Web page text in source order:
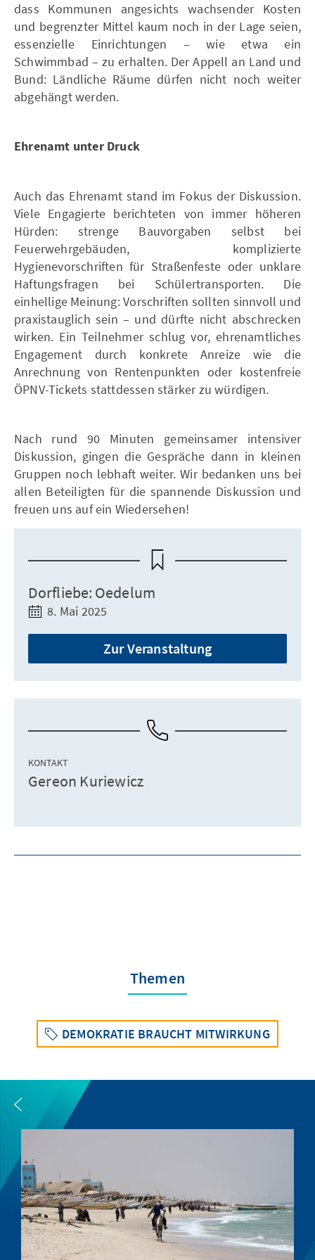
dass Kommunen angesichts wachsender Kosten
und begrenzter Mittel kaum noch in der Lage seien,
essenzielle Einrichtungen – wie etwa ein
Schwimmbad – zu erhalten. Der Appell an Land und
Bund: Ländliche Räume dürfen nicht noch weiter
abgehängt werden.
Ehrenamt unter Druck
Auch das Ehrenamt stand im Fokus der Diskussion.
Viele Engagierte berichteten von immer höheren
Hürden: strenge Bauvorgaben selbst bei
Feuerwehrgebäuden, komplizierte
Hygienevorschriften für Straßenfeste oder unklare
Haftungsfragen bei Schülertransporten. Die
einhellige Meinung: Vorschriften sollten sinnvoll und
praxistauglich sein – und dürfte nicht abschrecken
wirken. Ein Teilnehmer schlug vor, ehrenamtliches
Engagement durch konkrete Anreize wie die
Anrechnung von Rentenpunkten oder kostenfreie
ÖPNV-Tickets stattdessen stärker zu würdigen.
Nach rund 90 Minuten gemeinsamer intensiver
Diskussion, gingen die Gespräche dann in kleinen
Gruppen noch lebhaft weiter. Wir bedanken uns bei
allen Beteiligten für die spannende Diskussion und
freuen uns auf ein Wiedersehen!
Dorfliebe: Oedelum
8. Mai 2025
Zur Veranstaltung
KONTAKT
Gereon Kuriewicz
Themen
DEMOKRATIE BRAUCHT MITWIRKUNG